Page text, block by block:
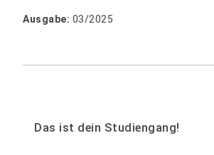
Ausgabe: 03/2025
Das ist dein Studiengang!